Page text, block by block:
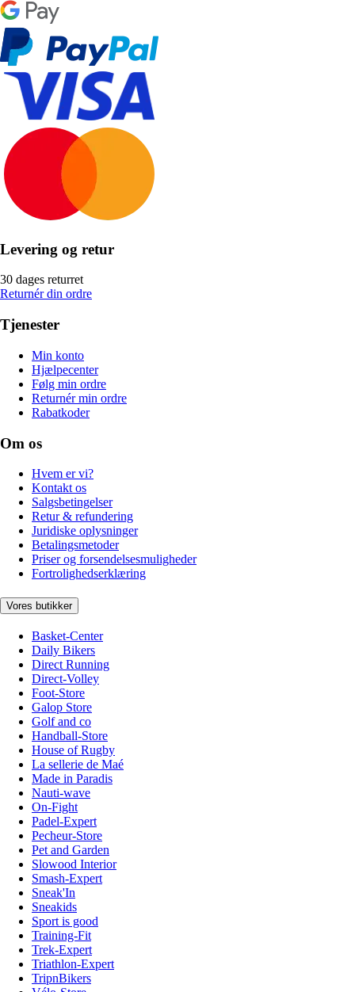
Levering og retur
30 dages returret
Returnér din ordre
Tjenester
Min konto
Hjælpecenter
Følg min ordre
Returnér min ordre
Rabatkoder
Om os
Hvem er vi?
Kontakt os
Salgsbetingelser
Retur & refundering
Juridiske oplysninger
Betalingsmetoder
Priser og forsendelsesmuligheder
Fortrolighedserklæring
Vores butikker
Basket-Center
Daily Bikers
Direct Running
Direct-Volley
Foot-Store
Galop Store
Golf and co
Handball-Store
House of Rugby
La sellerie de Maé
Made in Paradis
Nauti-wave
On-Fight
Padel-Expert
Pecheur-Store
Pet and Garden
Slowood Interior
Smash-Expert
Sneak'In
Sneakids
Sport is good
Training-Fit
Trek-Expert
Triathlon-Expert
TripnBikers